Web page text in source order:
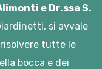
e Dr.ssa S.
si avvale
tutte le
bocca e dei